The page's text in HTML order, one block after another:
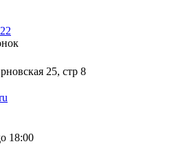
25, стр 8
18:00